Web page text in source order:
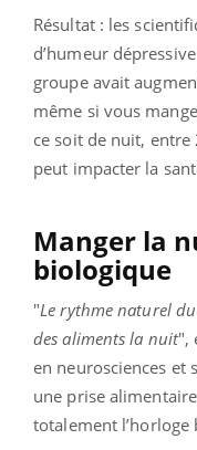
Résultat : les
d’humeur
groupe avait
même si vous
ce soit de nuit,
peut impacter la
Manger la
biologique
"Le rythme naturel
des aliments la nuit",
en neurosciences et
une prise
totalement